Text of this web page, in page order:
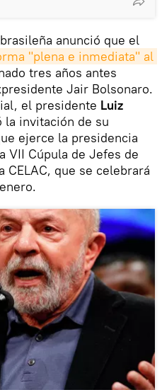
anunció que el
"plena e inmediata" al
tres años antes
Jair Bolsonaro.
el presidente Luiz
la invitación de su
ejerce la presidencia
VII Cúpula de Jefes de
CELAC, que se celebrará